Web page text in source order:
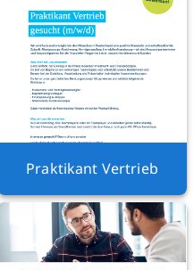
Praktikant Vertrieb